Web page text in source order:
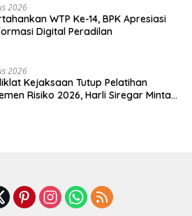
2026
WTP Ke-14, BPK Apresiasi
Digital Peradilan
2026
Kejaksaan Tutup Pelatihan
Risiko 2026, Harli Siregar Minta